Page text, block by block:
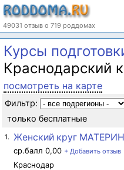
49031 отзыв о 719 роддомах
Курсы
Краснодарский
посмотреть на карте
Фильтр:
только бесплатные
1. Женский круг
ср.балл 0,00 + Добавить отзыв
Краснодар